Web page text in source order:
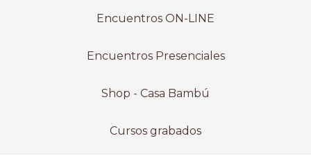
Encuentros ON-LINE
Encuentros Presenciales
Shop - Casa Bambú
Cursos grabados